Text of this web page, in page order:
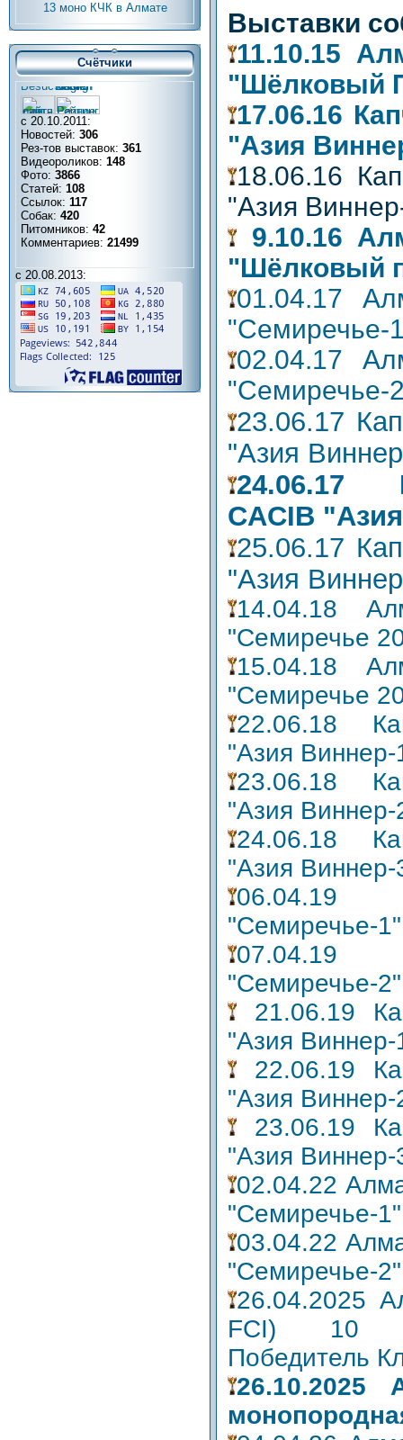
13 моно КЧК в Алмате
Счётчики
с 20.10.2011:
Новостей: 306
Рез-тов выставок: 361
Видеороликов: 148
Фото: 3866
Статей: 108
Ссылок: 117
Собак: 420
Питомников: 42
Комментариев: 21499
с 20.08.2013:
Выставки
11.10.15
"Шёлковый
17.06.16
"Азия
18.06.16
"Азия
9.10.16
"Шёлковый
01.04.17
"Семиречье-
02.04.17
"Семиречье-
23.06.17
"Азия
24.06.17
CACIB
25.06.17
"Азия
14.04.18
"Семиречье
15.04.18
"Семиречье
22.06.18
"Азия Виннер-
23.06.18
"Азия Виннер-
24.06.18
"Азия Виннер-
06.04.19
"Семиречье-1"
07.04.19
"Семиречье-2"
21.06.19
"Азия Виннер-
22.06.19
"Азия Виннер-
23.06.19
"Азия Виннер-
02.04.22
"Семиречье-1"
03.04.22
"Семиречье-2"
26.04.2025
FCI) 10
Победитель